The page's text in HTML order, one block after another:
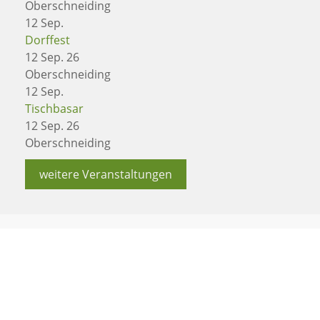
Oberschneiding
12 Sep.
Dorffest
12 Sep. 26
Oberschneiding
12 Sep.
Tischbasar
12 Sep. 26
Oberschneiding
weitere Veranstaltungen